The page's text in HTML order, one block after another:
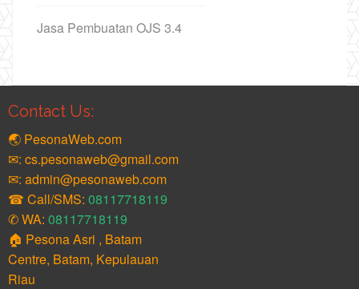
Jasa Pembuatan OJS 3.4
Contact Us:
🌏 PesonaWeb.com
✉: cs.pesonaweb@gmail.com
✉: admin@pesonaweb.com
☎ Call/SMS: 08117718119
✆ WA: 08117718119
🏠 Pesona Asri , Batam
Centre, Batam, Kepulauan
Riau